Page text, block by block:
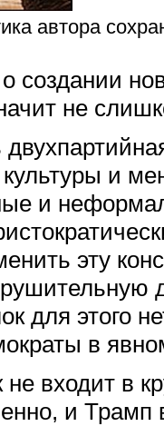
автора
создании
не
и
и
эту
для этого
в
входит в
и